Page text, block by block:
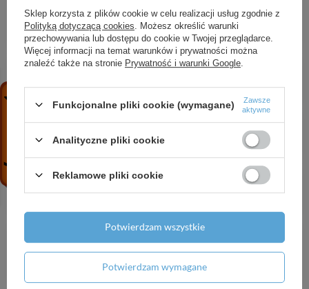
70 bez płytki z kompletem odpływowym Push-
Open, Czarny Matowy
6 030,44 zł / szt.
HG Vernis Blend Komplet prysznicowy 200 1jet
HG FixFit Przyłącze węża kwadratowe z
zaworem zwrotnym, Chrom
AX Universal Rectangular Lusterko kosmetyczne,
Nikiel Szczotkowany
HG XtraStoris Rock Wnęka ścienna z
drzwiczkami do wyłożenia płytkami
Sklep korzysta z plików cookie w celu realizacji usług zgodnie z
Polityką dotyczącą cookies . Możesz określić warunki
przechowywania lub dostępu do cookie w Twojej przeglądarce.
Więcej informacji na temat warunków i prywatności można
znaleźć także na stronie Prywatność i warunki Google
Funkcjonalne pliki cookie (wymagane)
Zawsze
aktywne
Analityczne pliki cookie
Reklamowe pliki cookie
Potwierdzam wymagane
Potwierdzam wszystkie